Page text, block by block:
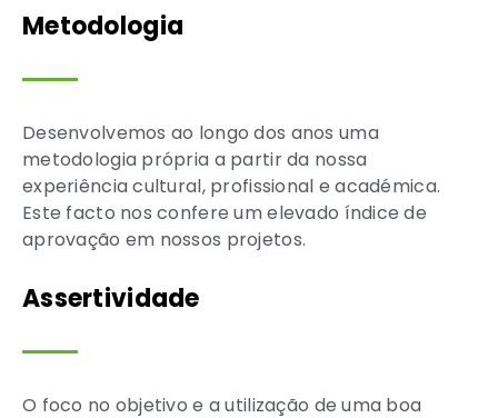
Metodologia
Desenvolvemos ao longo dos anos uma
metodologia própria a partir da nossa
experiência cultural, profissional e académica.
Este facto nos confere um elevado índice de
aprovação em nossos projetos.
Assertividade
O foco no objetivo e a utilização de uma boa